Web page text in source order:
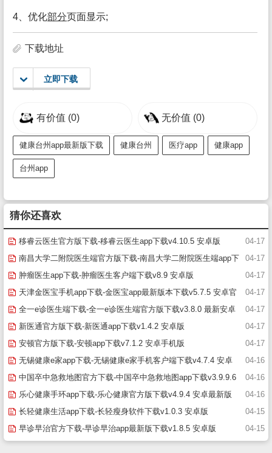
4、优化部分页面显示;
下载地址
立即下载
有价值 (0) 无价值 (0)
健康台州app最新版下载 健康台州 医疗app 健康app
台州app
猜你还喜欢
04-17
移睿云医生官方版下载-移睿云医生app下载v4.10.5 安卓版
04-17
南昌大学二附院医生端官方版下载-南昌大学二附院医生端app下
载v1.3.2 安卓版
04-17
肿瘤医生app下载-肿瘤医生客户端下载v8.9 安卓版
04-17
天津金医宝手机app下载-金医宝app最新版本下载v5.7.5 安卓官
方版
04-17
全一e诊医生端下载-全一e诊医生端官方版下载v3.8.0 最新安卓
版
04-17
新医通官方版下载-新医通app下载v1.4.2 安卓版
04-17
安顿官方版下载-安顿app下载v7.1.2 安卓手机版
04-16
无锡健康e家app下载-无锡健康e家手机客户端下载v4.7.4 安卓
版
04-16
中国卒中急救地图官方下载-中国卒中急救地图app下载v3.9.9.6
安卓版-附二维码
04-16
乐心健康手环app下载-乐心健康官方版下载v4.9.4 安卓最新版
04-15
长轻健康生活app下载-长轻瘦身软件下载v1.0.3 安卓版
04-15
早诊早治官方下载-早诊早治app最新版下载v1.8.5 安卓版